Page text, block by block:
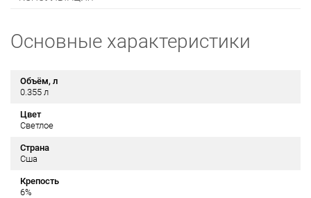
Основные характеристики
Объём, л
0.355 л
Цвет
Светлое
Страна
Сша
Крепость
6%